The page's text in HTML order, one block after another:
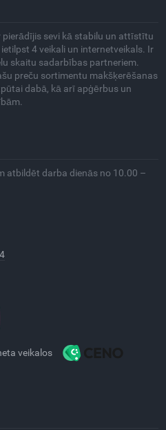
pierādījis sevi kā stabilu un attīstītu
4 veikali un internetveikals. Ir
skaitu sadarbības partneriem.
preču sortimentu makšķerēšanas
dabā, kā arī apģērbus un
atbildēt darba dienās no 10.00 –